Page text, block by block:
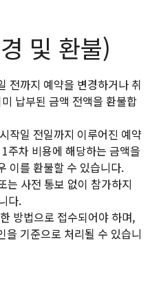
및 환불)
전까지 예약을 변경하거나 취
납부된 금액 전액을 환불합
작일 전일까지 이루어진 예약
주차 비용에 해당하는 금액을
이를 환불할 수 있습니다.
사전 통보 없이 참가하지
다.
방법으로 접수되어야 하며,
을 기준으로 처리될 수 있습니